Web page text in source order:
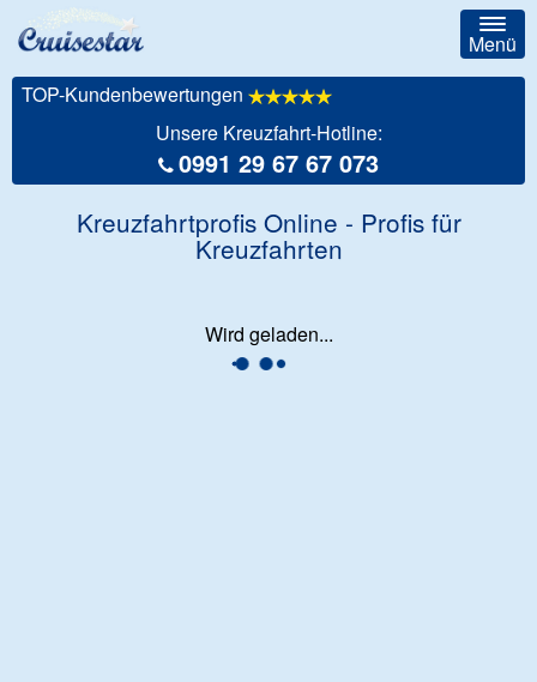
Menü
TOP-Kundenbewertungen
Unsere Kreuzfahrt-Hotline:
0991 29 67 67 073
Kreuzfahrtprofis Online - Profis für
Kreuzfahrten
Wird geladen...